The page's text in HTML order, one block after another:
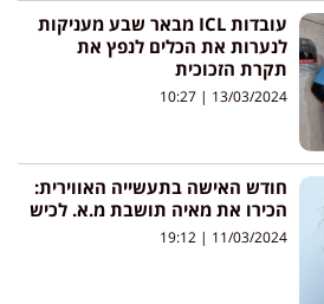
עובדות ICL מבאר שבע מעניקות
לנערות את הכלים לנפץ את
תקרת הזכוכית
13/03/2024
חודש האישה בתעשייה האווירית:
הכירו את מאיה תושבת מ.א. לכיש
11/03/2024